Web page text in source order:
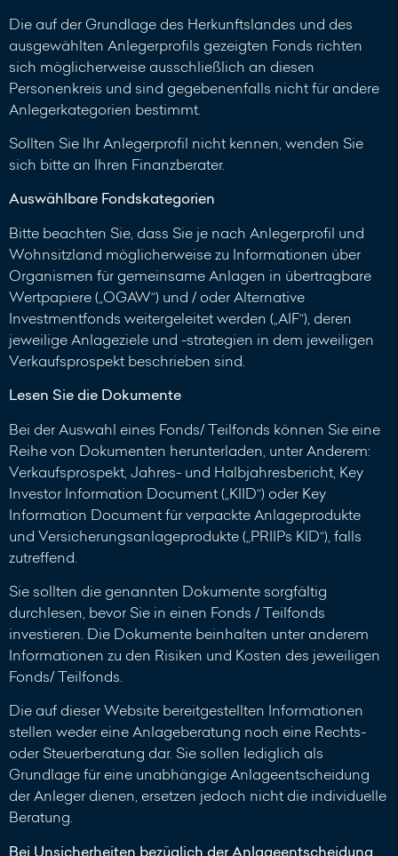
Die auf der Grundlage des Herkunftslandes und des
ausgewählten Anlegerprofils gezeigten Fonds richten
sich möglicherweise ausschließlich an diesen
Personenkreis und sind gegebenenfalls nicht für andere
Anlegerkategorien bestimmt.
Sollten Sie Ihr Anlegerprofil nicht kennen, wenden Sie
sich bitte an Ihren Finanzberater.
Auswählbare Fondskategorien
Bitte beachten Sie, dass Sie je nach Anlegerprofil und
Wohnsitzland möglicherweise zu Informationen über
Organismen für gemeinsame Anlagen in übertragbare
Wertpapiere („OGAW“) und / oder Alternative
Investmentfonds weitergeleitet werden („AIF“), deren
jeweilige Anlageziele und -strategien in dem jeweiligen
Verkaufsprospekt beschrieben sind.
Lesen Sie die Dokumente
Bei der Auswahl eines Fonds/ Teilfonds können Sie eine
Reihe von Dokumenten herunterladen, unter Anderem:
Verkaufsprospekt, Jahres- und Halbjahresbericht, Key
Investor Information Document („KIID“) oder Key
Information Document für verpackte Anlageprodukte
und Versicherungsanlageprodukte („PRIIPs KID“), falls
zutreffend.
Sie sollten die genannten Dokumente sorgfältig
durchlesen, bevor Sie in einen Fonds / Teilfonds
investieren. Die Dokumente beinhalten unter anderem
Informationen zu den Risiken und Kosten des jeweiligen
Fonds/ Teilfonds.
Die auf dieser Website bereitgestellten Informationen
stellen weder eine Anlageberatung noch eine Rechts-
oder Steuerberatung dar. Sie sollen lediglich als
Grundlage für eine unabhängige Anlageentscheidung
der Anleger dienen, ersetzen jedoch nicht die individuelle
Beratung.
Bei Unsicherheiten bezüglich der Anlageentscheidung